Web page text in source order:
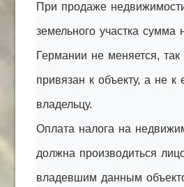
При продаже
земельного участка сумма
Германии не меняется, так
привязан к объекту, а не к
владельцу.
Оплата налога на
должна производиться
владевшим данным